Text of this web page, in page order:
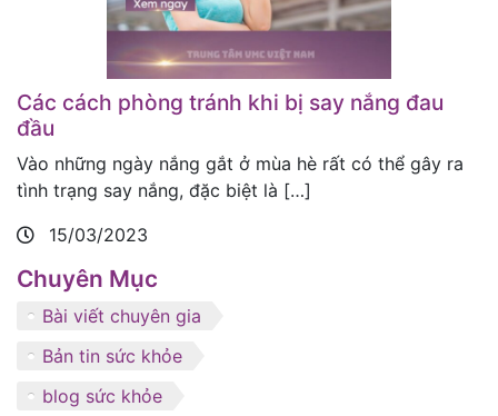
Các cách phòng tránh khi bị say nắng đau
đầu
Vào những ngày nắng gắt ở mùa hè rất có thể gây ra
tình trạng say nắng, đặc biệt là […]
15/03/2023
Chuyên Mục
Bài viết chuyên gia
Bản tin sức khỏe
blog sức khỏe